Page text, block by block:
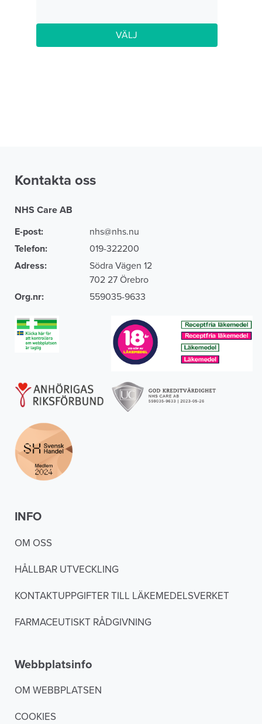
VÄLJ
Kontakta oss
NHS Care AB
E-post:
nhs@nhs.nu
Telefon:
019-322200
Adress:
Södra Vägen 12
702 27 Örebro
Org.nr:
559035-9633
INFO
OM OSS
HÅLLBAR UTVECKLING
KONTAKTUPPGIFTER TILL LÄKEMEDELSVERKET
FARMACEUTISKT RÅDGIVNING
Webbplatsinfo
OM WEBBPLATSEN
COOKIES